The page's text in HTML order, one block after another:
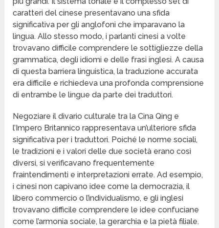
caratteri del cinese presentavano una sfida
significativa per gli anglofoni che imparavano la
lingua. Allo stesso modo, i parlanti cinesi a volte
trovavano difficile comprendere le sottigliezze della
grammatica, degli idiomi e delle frasi inglesi. A causa
di questa barriera linguistica, la traduzione accurata
era difficile e richiedeva una profonda comprensione
di entrambe le lingue da parte dei traduttori.
Negoziare il divario culturale tra la Cina Qing e
l’Impero Britannico rappresentava un’ulteriore sfida
significativa per i traduttori. Poiché le norme sociali,
le tradizioni e i valori delle due società erano così
diversi, si verificavano frequentemente
fraintendimenti e interpretazioni errate. Ad esempio,
i cinesi non capivano idee come la democrazia, il
libero commercio o l’individualismo, e gli inglesi
trovavano difficile comprendere le idee confuciane
come l’armonia sociale, la gerarchia e la pietà filiale.